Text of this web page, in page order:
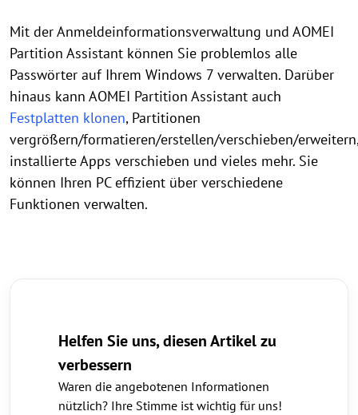
Mit der Anmeldeinformationsverwaltung und AOMEI
Partition Assistant können Sie problemlos alle
Passwörter auf Ihrem Windows 7 verwalten. Darüber
hinaus kann AOMEI Partition Assistant auch
Festplatten klonen, Partitionen
vergrößern/formatieren/erstellen/verschieben/erweitern,
installierte Apps verschieben und vieles mehr. Sie
können Ihren PC effizient über verschiedene
Funktionen verwalten.
Helfen Sie uns, diesen Artikel zu
verbessern
Waren die angebotenen Informationen
nützlich? Ihre Stimme ist wichtig für uns!